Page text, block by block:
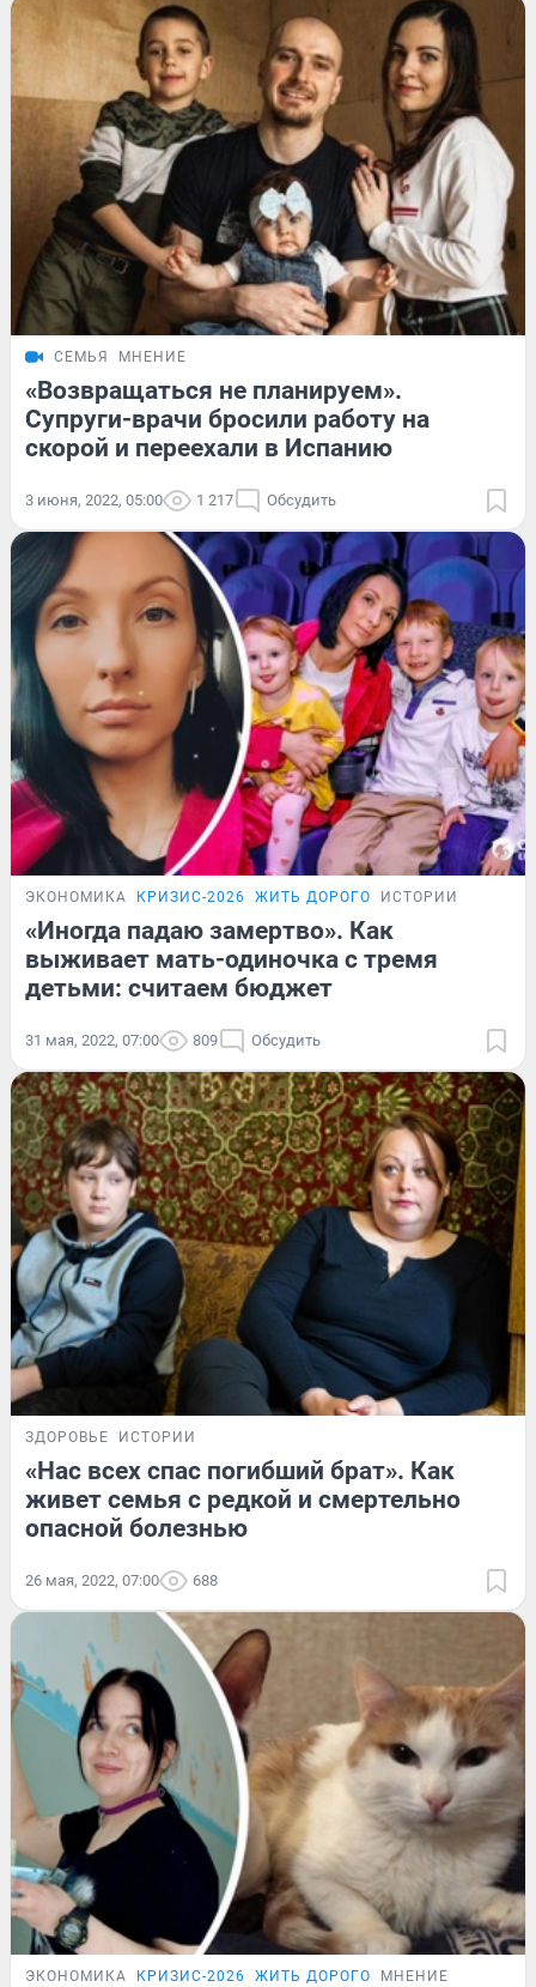
СЕМЬЯ МНЕНИЕ
«Возвращаться не планируем».
Супруги-врачи бросили работу на
скорой и переехали в Испанию
3 июня, 2022, 05:00 1 217 Обсудить
ЭКОНОМИКА КРИЗИС-2026 ЖИТЬ ДОРОГО ИСТОРИИ
«Иногда падаю замертво». Как
выживает мать-одиночка с тремя
детьми: считаем бюджет
31 мая, 2022, 07:00 809 Обсудить
ЗДОРОВЬЕ ИСТОРИИ
«Нас всех спас погибший брат». Как
живет семья с редкой и смертельно
опасной болезнью
26 мая, 2022, 07:00 688
ЭКОНОМИКА КРИЗИС-2026 ЖИТЬ ДОРОГО МНЕНИЕ